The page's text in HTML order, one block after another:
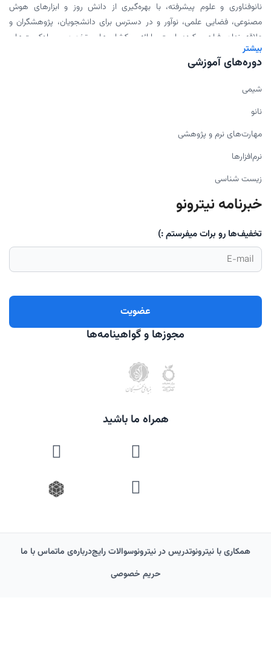
نانوفناوری و علوم پیشرفته، با بهره‌گیری از دانش روز و ابزارهای هوش
مصنوعی، فضایی علمی، نوآور و در دسترس برای دانشجویان، پژوهشگران و
علاقه‌مندان فراهم کرده است. ارائه ورکشاپ‌های تخصصی، پادکست‌های
علمی، محتوای دانلودی و همکاری با اساتید برجسته، بخشی از مأموریت ما
برای گسترش علم به شیوه‌ای مدرن و اثربخش است.
بیشتر
دوره‌های آموزشی
شیمی
نانو
مهارت‌های نرم و پژوهشی
نرم‌افزارها
زیست شناسی
خبرنامه نیترونو
تخفیف‌ها رو برات میفرستم :)
مجوزها و گواهینامه‌ها
همراه ما باشید
همکاری با نیترونوتدریس در نیترونوسوالات رایجدرباره‌‌ی ماتماس با ما
حریم خصوصی